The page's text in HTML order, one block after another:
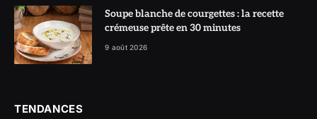
Soupe blanche de courgettes : la recette
crémeuse prête en 30 minutes
9 août 2026
TENDANCES